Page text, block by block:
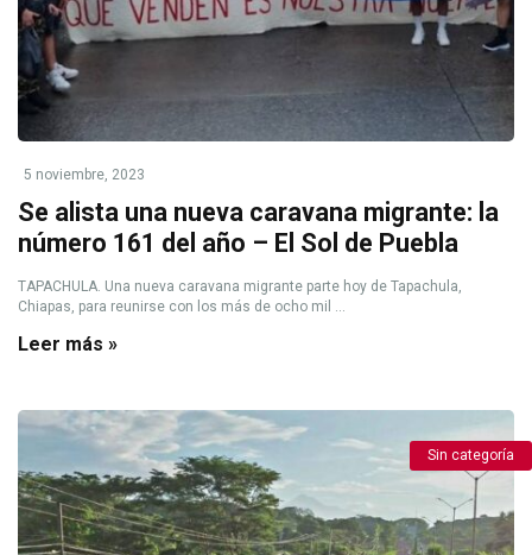
5 noviembre, 2023
Se alista una nueva caravana migrante: la
número 161 del año – El Sol de Puebla
TAPACHULA. Una nueva caravana migrante parte hoy de Tapachula,
Chiapas, para reunirse con los más de ocho mil ...
Leer más »
Sin categoría